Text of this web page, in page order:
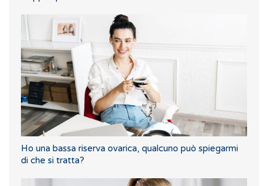
Ho una bassa riserva ovarica, qualcuno può spiegarmi
di che si tratta?